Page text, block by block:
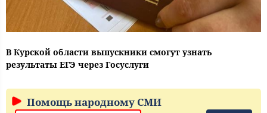
В Курской области выпускники смогут узнать
результаты ЕГЭ через Госуслуги
Помощь народному СМИ